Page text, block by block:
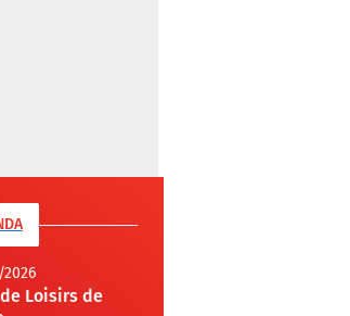
Loisirs de